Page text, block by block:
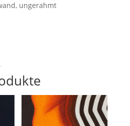
ungerahmt